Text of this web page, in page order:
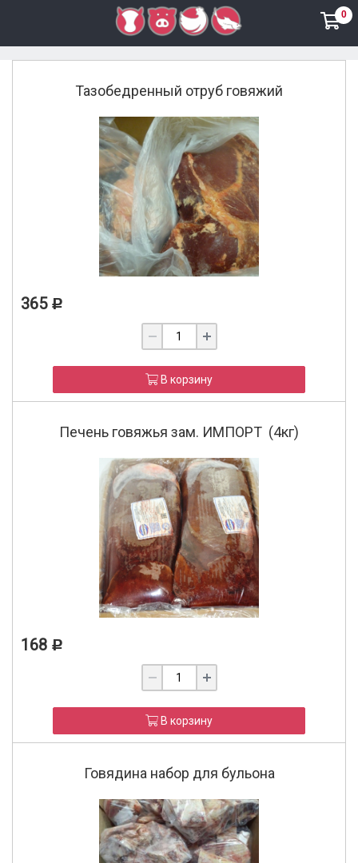
0
Говядина
Тазобедренный отруб говяжий
365 Р
В корзину
Печень говяжья зам. ИМПОРТ (4кг)
168 Р
В корзину
Говядина набор для бульона